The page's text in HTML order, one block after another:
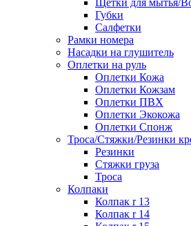
Щетки для мытья/
Губки
Салфетки
Рамки номера
Насадки на глушитель
Оплетки на руль
Оплетки Кожа
Оплетки Кожзам
Оплетки ПВХ
Оплетки Экокожа
Оплетки Спонж
Троса/Стяжки/Резинки
Резинки
Стяжки груза
Троса
Колпаки
Колпак r 13
Колпак r 14